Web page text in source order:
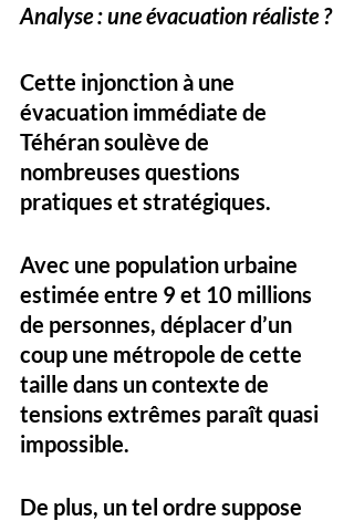
Analyse : une évacuation réaliste ?
Cette injonction à une
évacuation immédiate de
Téhéran soulève de
nombreuses questions
pratiques et stratégiques.
Avec une population urbaine
estimée entre 9 et 10 millions
de personnes, déplacer d’un
coup une métropole de cette
taille dans un contexte de
tensions extrêmes paraît quasi
impossible.
De plus, un tel ordre suppose